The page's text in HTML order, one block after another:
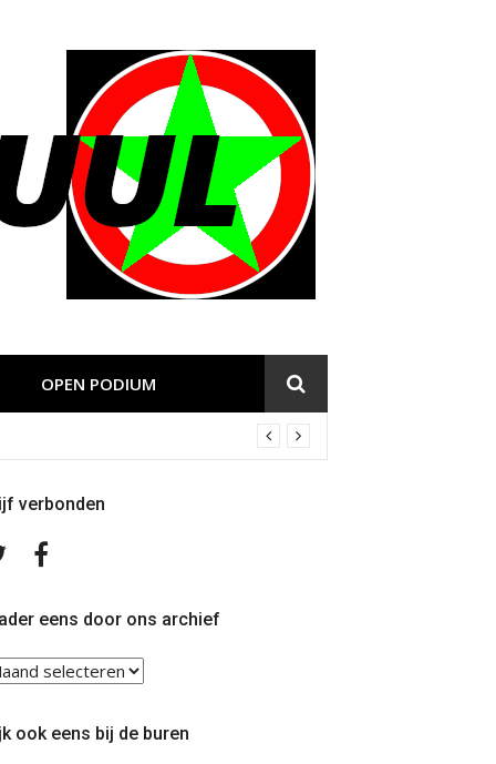
OPEN PODIUM
verbonden
Volg
TwitterFacebook
eens door ons archief
ook eens bij de buren